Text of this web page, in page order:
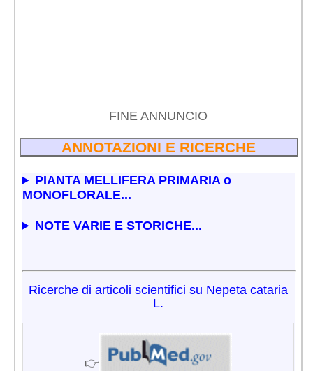
FINE ANNUNCIO
ANNOTAZIONI E RICERCHE
PIANTA MELLIFERA PRIMARIA o
MONOFLORALE...
NOTE VARIE E STORICHE...
Ricerche di articoli scientifici su Nepeta cataria
L.
👉